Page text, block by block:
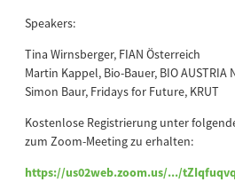
Speakers:
Tina Wirnsberger, FIAN Österreich
Martin Kappel, Bio-Bauer, BIO AUSTRIA
Simon Baur, Fridays for Future, KRUT
Kostenlose Registrierung unter
zum Zoom-Meeting zu erhalten:
https://us02web.zoom.us/.../